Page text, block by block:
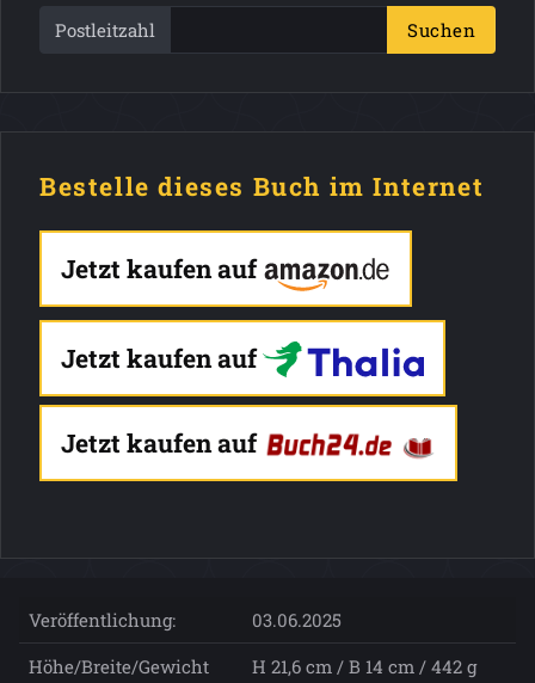
Postleitzahl Suchen
Bestelle dieses Buch im Internet
Jetzt kaufen auf
Jetzt kaufen auf
Jetzt kaufen auf
Veröffentlichung:
03.06.2025
Höhe/Breite/Gewicht
H 21,6 cm / B 14 cm / 442 g